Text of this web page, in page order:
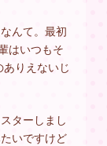
んて。最初
はいつもそ
りえないじ
ターしまし
いですけど